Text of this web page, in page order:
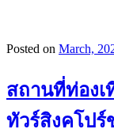
Posted on March,
สถานที่ท่อง
ทัวร์สิงคโป